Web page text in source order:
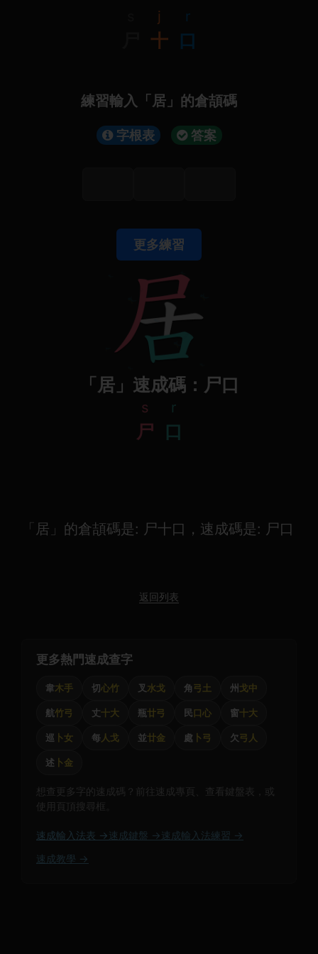
j
十
r
口
練習輸入「居」的倉頡碼
字根表 答案
更多練習
「居」速成碼：尸口
s
尸
r
口
「居」的倉頡碼是: 尸十口，速成碼是: 尸口
返回列表
更多熱門速成查字
韋木手 切心竹 叉 水戈 角弓土 州 戈中
航竹弓 丈十大 瓶廿弓 民口心 窗十大
巡 卜女 每人戈 並廿金 處 卜弓 欠弓人
述 卜金
想查更多字的速成碼？前往速成專頁、查看鍵盤表，或
使用頁頂搜尋框。
速成輸入法表 → 速成鍵盤 → 速成輸入法練習 →
速成教學 →